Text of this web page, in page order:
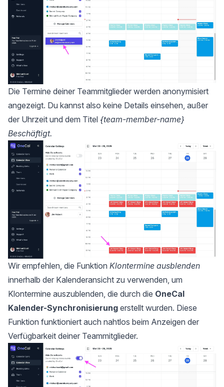
Die Termine deiner Teammitglieder werden anonymisiert
angezeigt. Du kannst also keine Details einsehen, außer
der Uhrzeit und dem Titel {team-member-name}
Beschäftigt.
Wir empfehlen, die Funktion Klontermine ausblenden
innerhalb der Kalenderansicht zu verwenden, um
Klontermine auszublenden, die durch die OneCal
Kalender-Synchronisierung erstellt wurden. Diese
Funktion funktioniert auch nahtlos beim Anzeigen der
Verfügbarkeit deiner Teammitglieder.